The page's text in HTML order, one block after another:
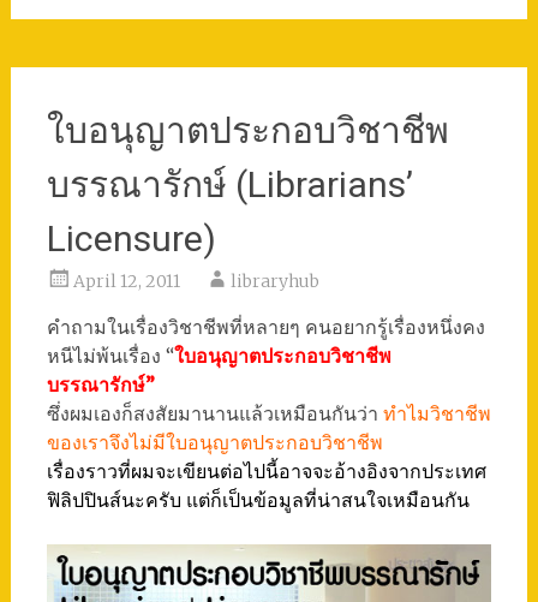
ใบอนุญาตประกอบวิชาชีพ
บรรณารักษ์ (Librarians’
Licensure)
April 12, 2011 libraryhub
คำถามในเรื่องวิชาชีพที่หลายๆ คนอยากรู้เรื่องหนึ่งคง
หนีไม่พ้นเรื่อง “ใบอนุญาตประกอบวิชาชีพ
บรรณารักษ์”
ซึ่งผมเองก็สงสัยมานานแล้วเหมือนกันว่า ทำไมวิชาชีพ
ของเราจึงไม่มีใบอนุญาตประกอบวิชาชีพ
เรื่องราวที่ผมจะเขียนต่อไปนี้อาจจะอ้างอิงจากประเทศ
ฟิลิปปินส์นะครับ แต่ก็เป็นข้อมูลที่น่าสนใจเหมือนกัน